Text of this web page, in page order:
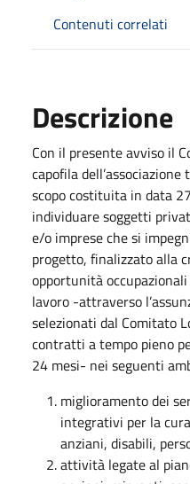
Contenuti correlati
Descrizione
Con il presente avviso il
capofila dell’associazione
scopo costituita in data
individuare soggetti
e/o imprese che si
progetto, finalizzato alla
opportunità
lavoro -attraverso
selezionati dal Comitato
contratti a tempo pieno
24 mesi- nei seguenti
miglioramento dei
integrativi per la
anziani, disabili,
attività legate al